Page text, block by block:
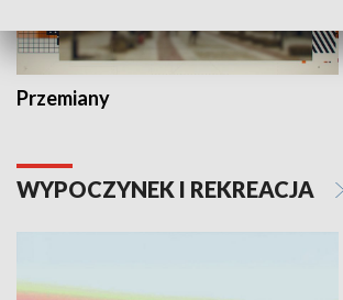
Przemiany
WYPOCZYNEK I REKREACJA